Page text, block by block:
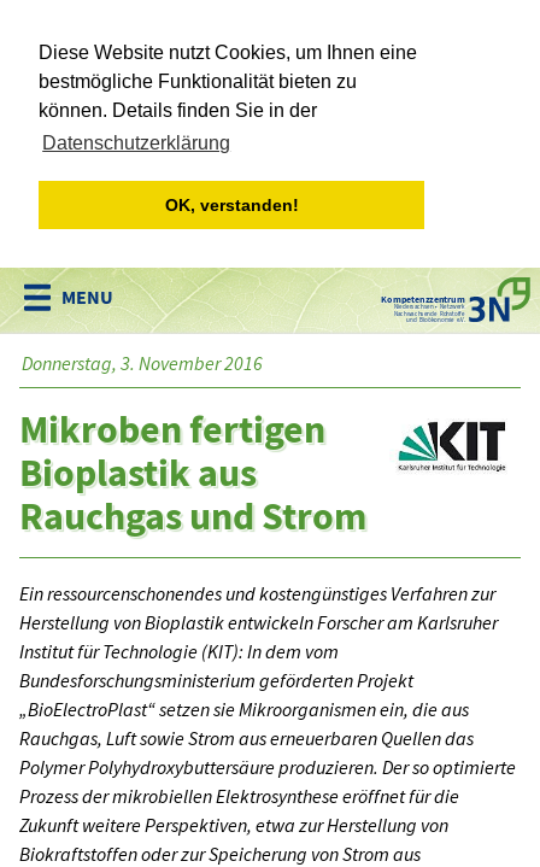
Diese Website nutzt Cookies, um Ihnen eine
bestmögliche Funktionalität bieten zu
können. Details finden Sie in der
Datenschutzerklärung
OK, verstanden!
Kompetenzzentrum
Niedersachsen • Netzwerk
Nachwachsende Rohstoffe
und Bioökonomie e.V.
Donnerstag, 3. November 2016
Mikroben fertigen
Bioplastik aus
Rauchgas und Strom
Ein ressourcenschonendes und kostengünstiges Verfahren zur
Herstellung von Bioplastik entwickeln Forscher am Karlsruher
Institut für Technologie (KIT): In dem vom
Bundesforschungsministerium geförderten Projekt
„BioElectroPlast“ setzen sie Mikroorganismen ein, die aus
Rauchgas, Luft sowie Strom aus erneuerbaren Quellen das
Polymer Polyhydroxybuttersäure produzieren. Der so optimierte
Prozess der mikrobiellen Elektrosynthese eröffnet für die
Zukunft weitere Perspektiven, etwa zur Herstellung von
Biokraftstoffen oder zur Speicherung von Strom aus